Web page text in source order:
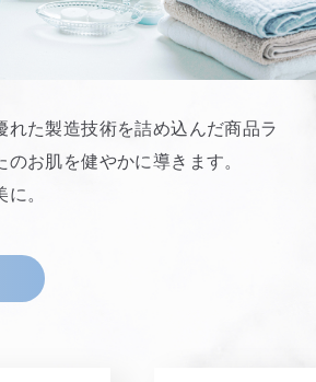
れた製造技術を詰め込んだ商品ラ
お肌を健やかに導きます。
。